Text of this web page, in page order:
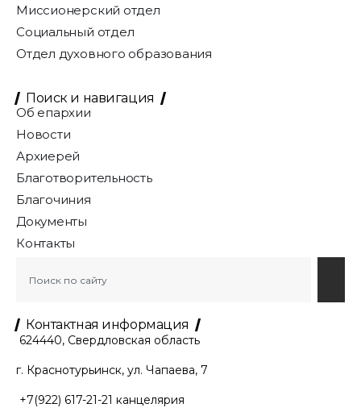
Миссионерский отдел
Социальный отдел
Отдел духовного образования
Поиск и навигация
Об епархии
Новости
Архиерей
Благотворительность
Благочиния
Документы
Контакты
Контактная информация
624440, Свердловская область
г. Краснотурьинск, ул. Чапаева, 7
+7(922) 617-21-21 канцелярия